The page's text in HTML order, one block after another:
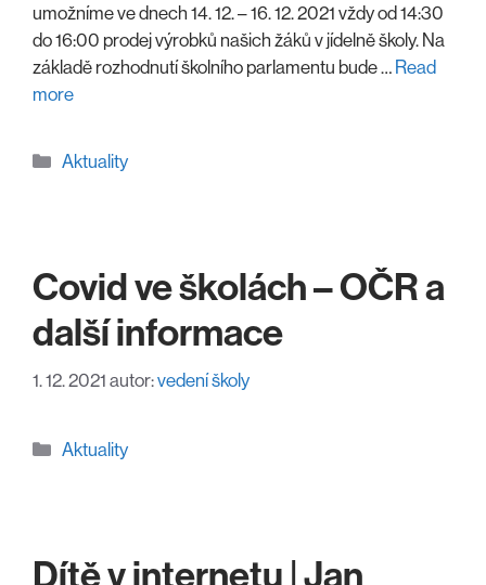
umožníme ve dnech 14. 12. – 16. 12. 2021 vždy od 14:30
do 16:00 prodej výrobků našich žáků v jídelně školy. Na
základě rozhodnutí školního parlamentu bude … Read
more
Rubriky
Aktuality
Covid ve školách – OČR a
další informace
1. 12. 2021 autor:vedení školy
Rubriky
Aktuality
Dítě v internetu | Jan